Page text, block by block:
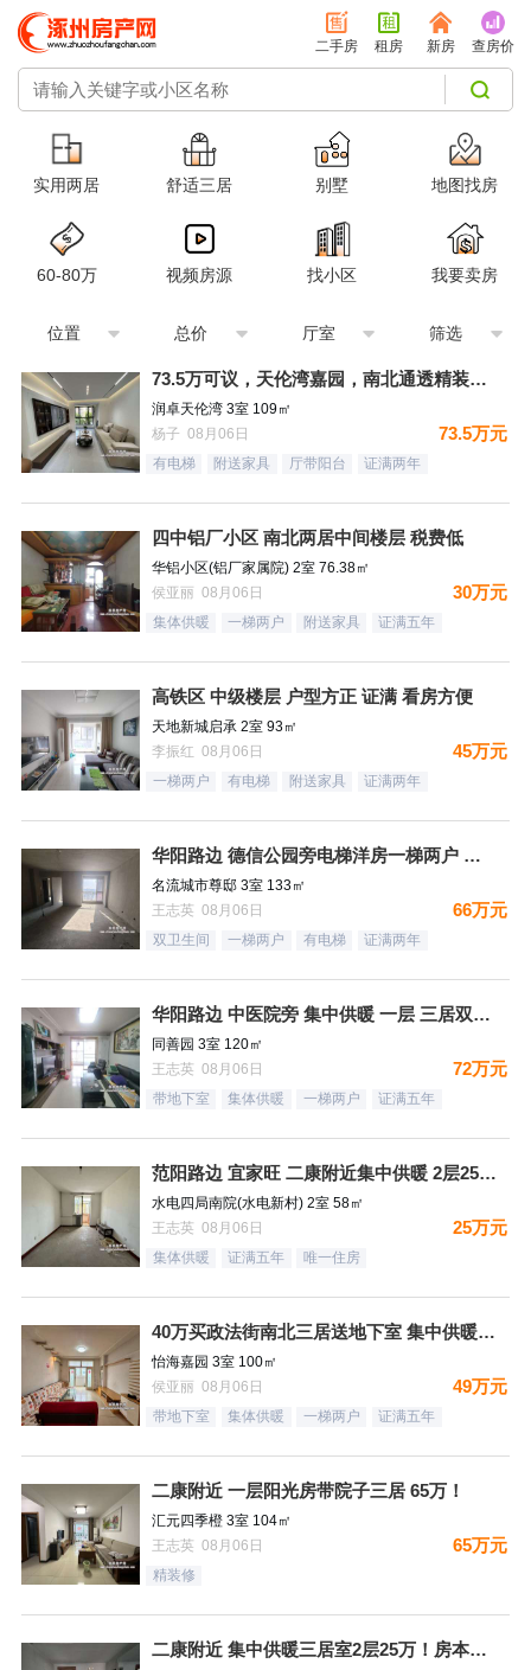
二手房 租房 新房 查房价
实用两居 舒适三居 别墅 地图找房
60-80万 视频房源 找小区 我要卖房
位置 总价 厅室 筛选
73.5万可议，天伦湾嘉园，南北通透精装未住，样板间南北三居
润卓天伦湾 3室 109㎡
杨子 08月06日
73.5万元
有电梯 附送家具 厅带阳台 证满两年
四中铝厂小区 南北两居中间楼层 税费低
华铝小区(铝厂家属院) 2室 76.38㎡
侯亚丽 08月06日
30万元
集体供暖 一梯两户 附送家具 证满五年
高铁区 中级楼层 户型方正 证满 看房方便
天地新城启承 2室 93㎡
李振红 08月06日
45万元
一梯两户 有电梯 附送家具 证满两年
华阳路边 德信公园旁电梯洋房一梯两户 三居双卫 66万！
名流城市尊邸 3室 133㎡
王志英 08月06日
66万元
双卫生间 一梯两户 有电梯 证满两年
华阳路边 中医院旁 集中供暖 一层 三居双卫72万
同善园 3室 120㎡
王志英 08月06日
72万元
带地下室 集体供暖 一梯两户 证满五年
范阳路边 宜家旺 二康附近集中供暖 2层25万！
水电四局南院(水电新村) 2室 58㎡
王志英 08月06日
25万元
集体供暖 证满五年 唯一住房
40万买政法街南北三居送地下室 集中供暖税费低
怡海嘉园 3室 100㎡
侯亚丽 08月06日
49万元
带地下室 集体供暖 一梯两户 证满五年
二康附近 一层阳光房带院子三居 65万！
汇元四季橙 3室 104㎡
王志英 08月06日
65万元
精装修
二康附近 集中供暖三居室2层25万！房本满五过户费少！